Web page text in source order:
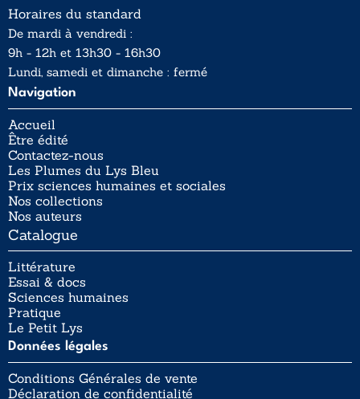
Horaires du standard
De mardi à vendredi :
9h - 12h et 13h30 - 16h30
Lundi, samedi et dimanche : fermé
Navigation
Accueil
Être édité
Contactez-nous
Les Plumes du Lys Bleu
Prix sciences humaines et sociales
Nos collections
Nos auteurs
Catalogue
Littérature
Essai & docs
Sciences humaines
Pratique
Le Petit Lys
Données légales
Conditions Générales de vente
Déclaration de confidentialité